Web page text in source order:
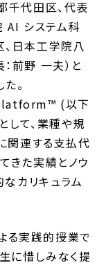
千代田区、代表
AI システム科
日本工学院八
前野 一夫）と
。
(以下
して、業種や規
関連する支払代
きた実績とノウ
カリキュラム
る実践的授業で
に惜しみなく提